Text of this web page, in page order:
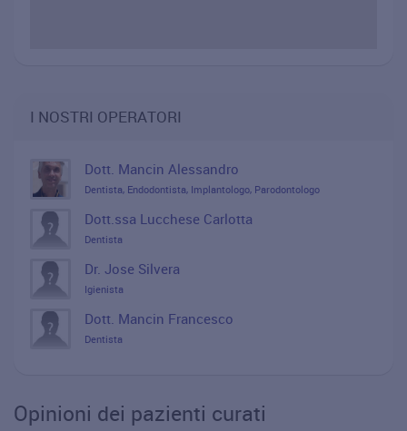
I NOSTRI OPERATORI
Dott. Mancin Alessandro
Dentista, Endodontista, Implantologo, Parodontologo
Dott.ssa Lucchese Carlotta
Dentista
Dr. Jose Silvera
Igienista
Dott. Mancin Francesco
Dentista
Opinioni dei pazienti curati